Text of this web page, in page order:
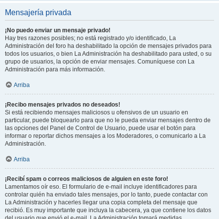
Mensajería privada
¡No puedo enviar un mensaje privado!
Hay tres razones posibles; no está registrado y/o identificado, La
Administración del foro ha deshabilitado la opción de mensajes privados para
todos los usuarios, o bien La Administración ha deshabilitado para usted, o su
grupo de usuarios, la opción de enviar mensajes. Comuníquese con La
Administración para más información.
Arriba
¡Recibo mensajes privados no deseados!
Si está recibiendo mensajes maliciosos u ofensivos de un usuario en
particular, puede bloquearlo para que no le pueda enviar mensajes dentro de
las opciones del Panel de Control de Usuario, puede usar el botón para
informar o reportar dichos mensajes a los Moderadores, o comunicarlo a La
Administración.
Arriba
¡Recibí spam o correos maliciosos de alguien en este foro!
Lamentamos oír eso. El formulario de e-mail incluye identificadores para
controlar quién ha enviado tales mensajes, por lo tanto, puede contactar con
La Administración y hacerles llegar una copia completa del mensaje que
recibió. Es muy importante que incluya la cabecera, ya que contiene los datos